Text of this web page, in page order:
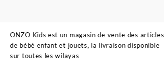
ONZO Kids est un magasin de vente des articles
de bébé enfant et jouets, la livraison disponible
sur toutes les wilayas